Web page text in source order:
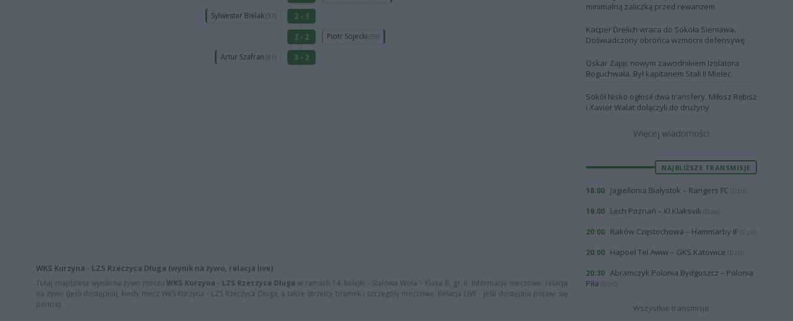
Sylwester Bielak(37) 2 - 1
2 - 2 Piotr Sojecki (59)
Artur Szafran (81) 3 - 2
WKS Kurzyna - LZS Rzeczyca Długa (wynik na żywo, relacja live)
Tutaj znajdziesz wyniki na żywo meczuWKS Kurzyna - LZS Rzeczyca Długa w ramach 14. kolejki - Stalowa Wola > Klasa B, gr. II. Informacje meczowe, relacja
na żywo (jeśli dostępna), kiedy mecz WKS Kurzyna - LZS Rzeczyca Długa, a także strzelcy bramek i szczegóły meczowe. Relacja LIVE - jeśli dostępna pojawi się
poniżej.
minimalną zaliczką przed rewanżem
Kacper Drelich wraca do Sokoła Sieniawa.
Doświadczony obrońca wzmocni defensywę
Oskar Zając nowym zawodnikiem Izolatora
Boguchwała. Był kapitanem Stali II Mielec
Sokół Nisko ogłosił dwa transfery. Miłosz Rębisz
i Xavier Walat dołączyli do drużyny
Więcej wiadomości
NAJBLIŻSZE TRANSMISJE
18:00 Jagiellonia Białystok – Rangers FC (Dziś)
19:00 Lech Poznań – KI Klaksvik (Dziś)
20:00 Raków Częstochowa – Hammarby IF (Dziś)
20:00 Hapoel Tel Awiw – GKS Katowice (Dziś)
20:30 Abramczyk Polonia Bydgoszcz – Polonia
Piła (Dziś)
Wszystkie transmisje